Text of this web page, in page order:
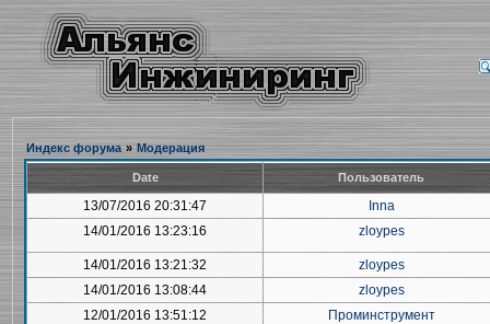
Индекс форума » Модерация
Date Пользователь
13/07/2016 20:31:47
Inna
14/01/2016 13:23:16
zloypes
14/01/2016 13:21:32
zloypes
14/01/2016 13:08:44
zloypes
12/01/2016 13:51:12
Проминструмент